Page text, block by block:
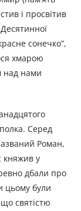
і просвітив
сонечко”,
хмарою
над нами
Серед
Роман,
княжив у
дбали про
цьому були
святістю